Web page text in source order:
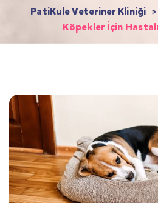
PatiKule Veteriner Kliniği >
Köpekler İçin